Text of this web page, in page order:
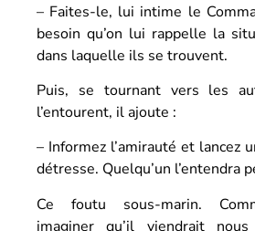
– Faites-le, lui intime le
besoin qu’on lui rappelle la
dans laquelle ils se trouvent.
Puis, se tournant vers les
l’entourent, il ajoute :
– Informez l’amirauté et lancez
détresse. Quelqu’un l’entendra
Ce foutu sous-marin.
imaginer qu’il viendrait